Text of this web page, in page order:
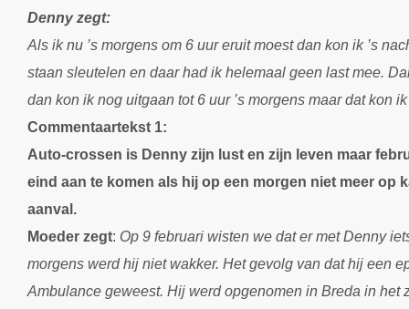
Denny zegt:
Als ik nu ’s morgens om 6 uur eruit moest dan kon ik ’s
staan sleutelen en daar had ik helemaal geen last mee.
dan kon ik nog uitgaan tot 6 uur ’s morgens maar dat kon
Commentaartekst 1:
Auto-crossen is Denny zijn lust en zijn leven maar
eind aan te komen als hij op een morgen niet meer op
aanval.
Moeder zegt: Op 9 februari wisten we dat er met Denny
morgens werd hij niet wakker. Het gevolg van dat hij een
Ambulance geweest. Hij werd opgenomen in Breda in het